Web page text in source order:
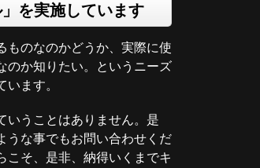
を実施しています
ものなのかどうか、実際に使
のか知りたい。というニーズ
ます。
いうことはありません。是
うな事でもお問い合わせくだ
こそ、是非、納得いくまでキ